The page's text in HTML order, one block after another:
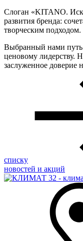
Слоган «KITANO.
развития бренда:
творческим подходом.
Выбранный нами путь
ценовому лидерству.
заслуженное доверие
списку
новостей и акций